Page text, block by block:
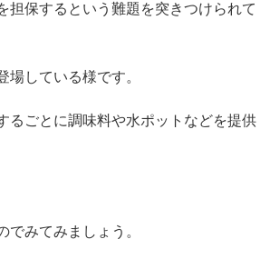
担保するという難題を突きつけられて
している様です。
るごとに調味料や水ポットなどを提供
みてみましょう。